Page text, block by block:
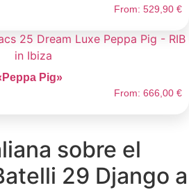
From: 529,90 €
Pig»
From: 666,00 €
sobre el
29 Django a